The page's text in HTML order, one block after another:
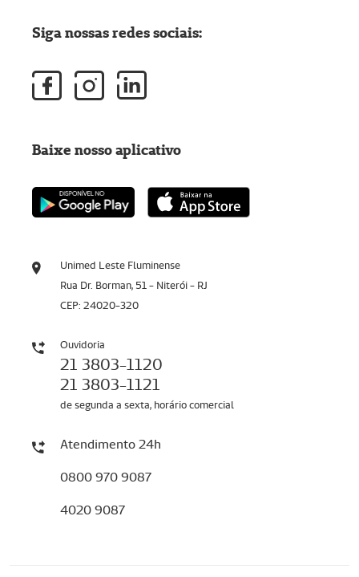
Unimed Leste Fluminense
Rua Dr. Borman, 51 - Niterói - RJ
CEP: 24020-320
Ouvidoria
21 3803-1120
21 3803-1121
de segunda a sexta, horário comercial
Atendimento 24h
0800 970 9087
4020 9087
Siga nossas redes sociais:
Baixe nosso aplicativo